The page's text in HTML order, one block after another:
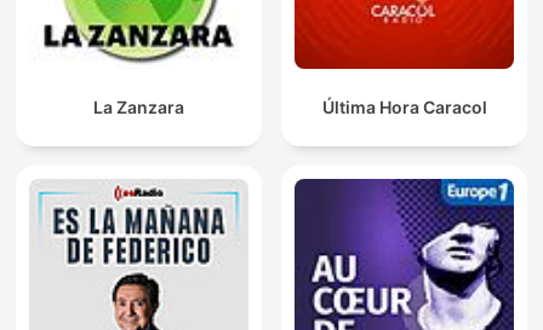
La Zanzara Última Hora Caracol